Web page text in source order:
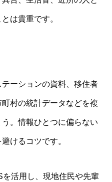
は貴重です。
ーションの資料、移住者
村の統計データなどを複
。情報ひとつに偏らない
けるコツです。
活用し、現地住民や先輩